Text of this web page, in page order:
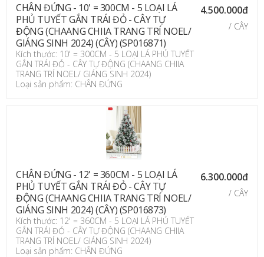
CHÂN ĐỨNG - 10' = 300CM - 5 LOẠI LÁ
PHỦ TUYẾT GẮN TRÁI ĐỎ - CÂY TỰ
ĐỘNG (CHAANG CHIIA TRANG TRÍ NOEL/
GIÁNG SINH 2024) (CÂY) (SP016871)
Kích thước: 10' = 300CM - 5 LOẠI LÁ PHỦ TUYẾT
GẮN TRÁI ĐỎ - CÂY TỰ ĐỘNG (CHAANG CHIIA
TRANG TRÍ NOEL/ GIÁNG SINH 2024)
Loại sản phẩm: CHÂN ĐỨNG
4.500.000đ
/ CÂY
CHÂN ĐỨNG - 12' = 360CM - 5 LOẠI LÁ
PHỦ TUYẾT GẮN TRÁI ĐỎ - CÂY TỰ
ĐỘNG (CHAANG CHIIA TRANG TRÍ NOEL/
GIÁNG SINH 2024) (CÂY) (SP016873)
Kích thước: 12' = 360CM - 5 LOẠI LÁ PHỦ TUYẾT
GẮN TRÁI ĐỎ - CÂY TỰ ĐỘNG (CHAANG CHIIA
TRANG TRÍ NOEL/ GIÁNG SINH 2024)
Loại sản phẩm: CHÂN ĐỨNG
6.300.000đ
/ CÂY